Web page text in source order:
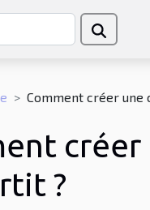
Comment créer
?